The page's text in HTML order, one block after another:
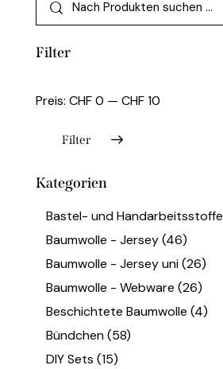
Filter
Filter
Preis: CHF 0 — CHF 10
Kategorien
Bastel- und Handarbeitsstoffe
Baumwolle - Jersey (46)
Baumwolle - Jersey uni (26)
Baumwolle - Webware (26)
Beschichtete Baumwolle (4)
Bündchen (58)
DIY Sets (15)